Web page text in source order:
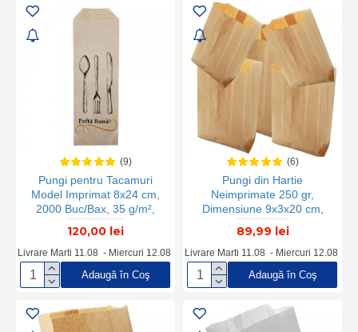
Pungi Hartie Ieftine, Pungi
pentru Patiserie
Pungi pentru Tacamuri
Model Imprimat 8x24 cm,
2000 Buc/Bax, 35 g/m²,
Pungi din Hartie Kraft Natur,
Pungi Tacamuri, Pungi
pentru Tacamuri, Pungi de
Tacamuri, Pungi din Hartie
pentru Tacamuri, Pungi
Tacamuri Natur
120,00 lei
(9)
Livrare Marti 11.08 - Miercuri 12.08
Adaugă în Coş
Pungi din Hartie
Neimprimate 250 gr,
Dimensiune 9x3x20 cm,
Hartie Kraft Natur 50 g/m²,
Greutate 5 Kg/Bax, 290
Buc/Kg, Punga Hartie
Pentru Produse, Punga
Hartie Pentru Ambalare,
Industria Alimentara,
Sacose Hartie pentru
89,99 lei
(6)
Livrare Marti 11.08 - Miercuri 12.08
Adaugă în Coş